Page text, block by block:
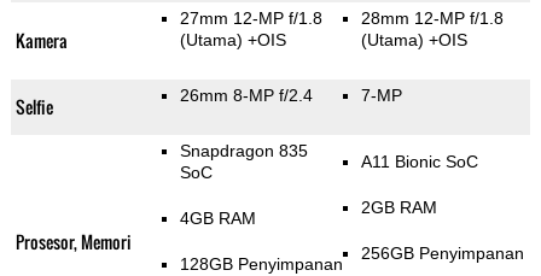
Kamera
27mm 12-MP f/1.8
(Utama) +OIS
28mm 12-MP f/1.8
(Utama) +OIS
Selfie 26mm 8-MP f/2.4 7-MP
Prosesor, Memori
Snapdragon 835
SoC
4GB RAM
128GB Penyimpanan
A11 Bionic SoC
2GB RAM
256GB Penyimpanan